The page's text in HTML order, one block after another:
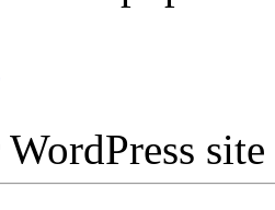
site